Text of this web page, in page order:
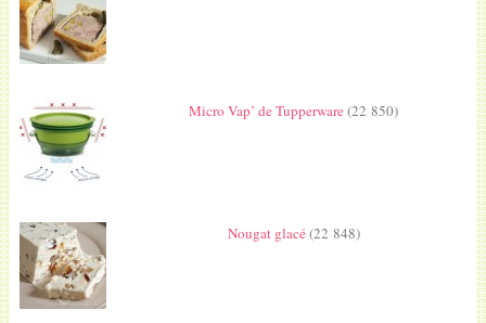
Micro Vap’ de Tupperware(22 850)
Nougat glacé(22 848)